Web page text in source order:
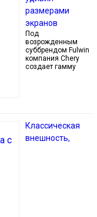
размерами
экранов
Под
возрожденным
суббрендом Fulwin
компания Chery
создает гамму
Классическая
внешность,